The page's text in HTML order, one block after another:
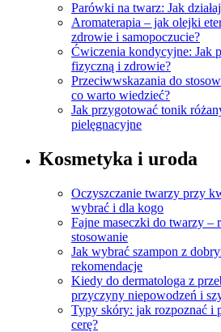
Parówki na twarz: Jak
Aromaterapia – jak olejki
zdrowie i samopoczucie?
Ćwiczenia kondycyjne: Jak
fizyczną i zdrowie?
Przeciwwskazania do
co warto wiedzieć?
Jak przygotować tonik
pielęgnacyjne
Kosmetyka i uroda
Oczyszczanie twarzy przy
wybrać i dla kogo
Fajne maseczki do twarzy –
stosowanie
Jak wybrać szampon z
rekomendacje
Kiedy do dermatologa z
przyczyny niepowodzeń i
Typy skóry: jak rozpoznać i
cerę?